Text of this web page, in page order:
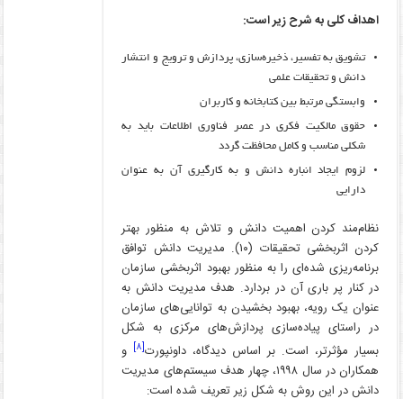
اهداف کلی به شرح زیر است:
تشویق به تفسیر، ذخیره‌سازی، پردازش و ترویج و انتشار
دانش و تحقیقات علمی
وابستگی مرتبط بین کتابخانه و کاربران
حقوق مالکیت فکری در عصر فناوری اطلاعات باید به
شکلی مناسب و کامل محافظت گردد
لزوم ایجاد انباره دانش و به کارگیری آن به عنوان
دارایی
نظام‌مند کردن اهمیت دانش و تلاش به منظور بهتر
کردن اثربخشی تحقیقات (۱۰). مدیریت دانش توافق
برنامه‌ریزی ‌شده‌ای را به منظور بهبود اثربخشی سازمان
در کنار پر باری آن در بردارد. هدف مدیریت دانش به
عنوان یک رویه، بهبود بخشیدن به توانایی‌های سازمان
در راستای پیاده‌سازی پردازش‌های مرکزی به شکل
بسیار مؤثرتر، است. بر اساس دیدگاه، داونپورت[۸]
و
همکاران در سال ۱۹۹۸، چهار هدف سیستم‌های مدیریت
دانش در این روش به شکل زیر تعریف شده است: